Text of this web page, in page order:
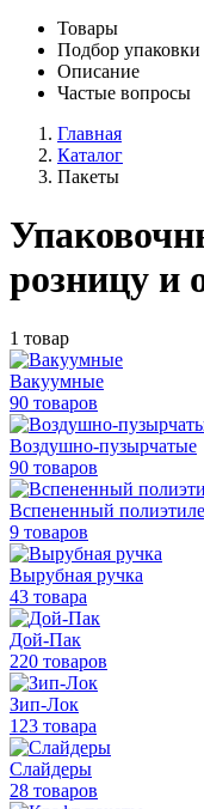
Товары
Подбор упаковки
Описание
Частые вопросы
Главная
Каталог
Пакеты
розницу и
1 товар
Вакуумные
90 товаров
Воздушно-пузырчатые
90 товаров
Вспененный
9 товаров
Вырубная ручка
43 товара
Дой-Пак
220 товаров
Зип-Лок
123 товара
Слайдеры
28 товаров